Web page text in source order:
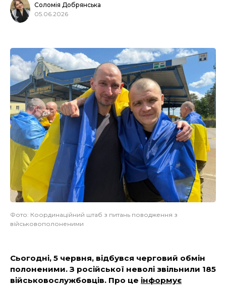
Соломія Добрянська
05.06.2026
Фото: Координаційний штаб з питань поводження з
військовополоненими
Сьогодні, 5 червня, відбувся черговий обмін
полоненими. З російської неволі звільнили 185
військовослужбовців. Про це інформує